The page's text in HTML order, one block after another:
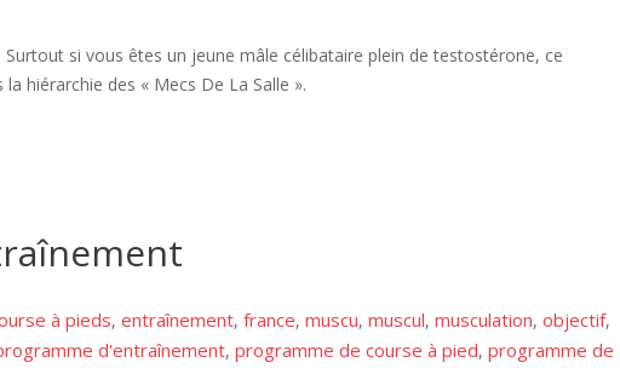
si vous êtes un jeune mâle célibataire plein de testostérone, ce
hiérarchie des « Mecs De La Salle ».
à pieds, entraînement, france, muscu, muscul, musculation, objectif,
d'entraînement, programme de course à pied, programme de